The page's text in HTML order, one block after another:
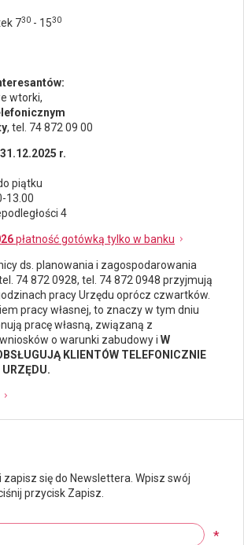
730 - 1530
wtorki,
, tel. 74 872 09 00
r.
piątku
13.00
4
płatność gotówką tylko w banku
ds. planowania i zagospodarowania
74 872 0928, tel. 74 872 0948 przyjmują
pracy Urzędu oprócz czwartków.
pracy własnej, to znaczy w tym dniu
pracę własną, związaną z
o warunki zabudowy i W
KLIENTÓW TELEFONICZNIE
zapisz się do Newslettera. Wpisz swój
przycisk Zapisz.
*